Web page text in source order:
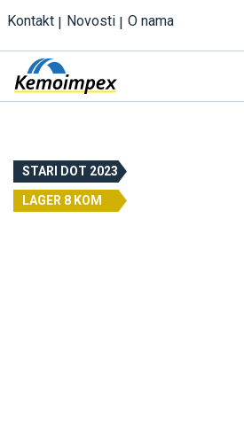
Kontakt Novosti O nama
STARI DOT 2023
LAGER 8 KOM